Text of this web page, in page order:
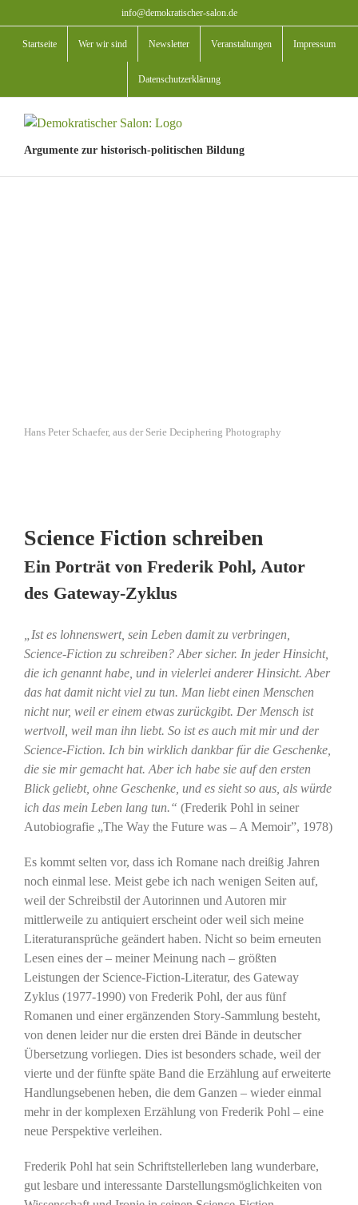
Inhalt
springen
info@demokratischer-salon.de
Startseite Wer wir sind Newsletter Veranstaltungen Impressum
Datenschutzerklärung
Argumente zur historisch-politischen Bildung
Hans Peter Schaefer, aus der Serie Deciphering Photography
Science Fiction schreiben
Ein Porträt von Frederik Pohl, Autor
des Gateway-Zyklus
„Ist es lohnenswert, sein Leben damit zu verbringen,
Science-Fiction zu schreiben? Aber sicher. In jeder Hinsicht,
die ich genannt habe, und in vielerlei anderer Hinsicht. Aber
das hat damit nicht viel zu tun. Man liebt einen Menschen
nicht nur, weil er einem etwas zurückgibt. Der Mensch ist
wertvoll, weil man ihn liebt. So ist es auch mit mir und der
Science-Fiction. Ich bin wirklich dankbar für die Geschenke,
die sie mir gemacht hat. Aber ich habe sie auf den ersten
Blick geliebt, ohne Geschenke, und es sieht so aus, als würde
ich das mein Leben lang tun.“ (Frederik Pohl in seiner
Autobiografie „The Way the Future was – A Memoir”, 1978)
Es kommt selten vor, dass ich Romane nach dreißig Jahren
noch einmal lese. Meist gebe ich nach wenigen Seiten auf,
weil der Schreibstil der Autorinnen und Autoren mir
mittlerweile zu antiquiert erscheint oder weil sich meine
Literaturansprüche geändert haben. Nicht so beim erneuten
Lesen eines der – meiner Meinung nach – größten
Leistungen der Science-Fiction-Literatur, des Gateway
Zyklus (1977-1990) von Frederik Pohl, der aus fünf
Romanen und einer ergänzenden Story-Sammlung besteht,
von denen leider nur die ersten drei Bände in deutscher
Übersetzung vorliegen. Dies ist besonders schade, weil der
vierte und der fünfte späte Band die Erzählung auf erweiterte
Handlungsebenen heben, die dem Ganzen – wieder einmal
mehr in der komplexen Erzählung von Frederik Pohl – eine
neue Perspektive verleihen.
Frederik Pohl hat sein Schriftstellerleben lang wunderbare,
gut lesbare und interessante Darstellungsmöglichkeiten von